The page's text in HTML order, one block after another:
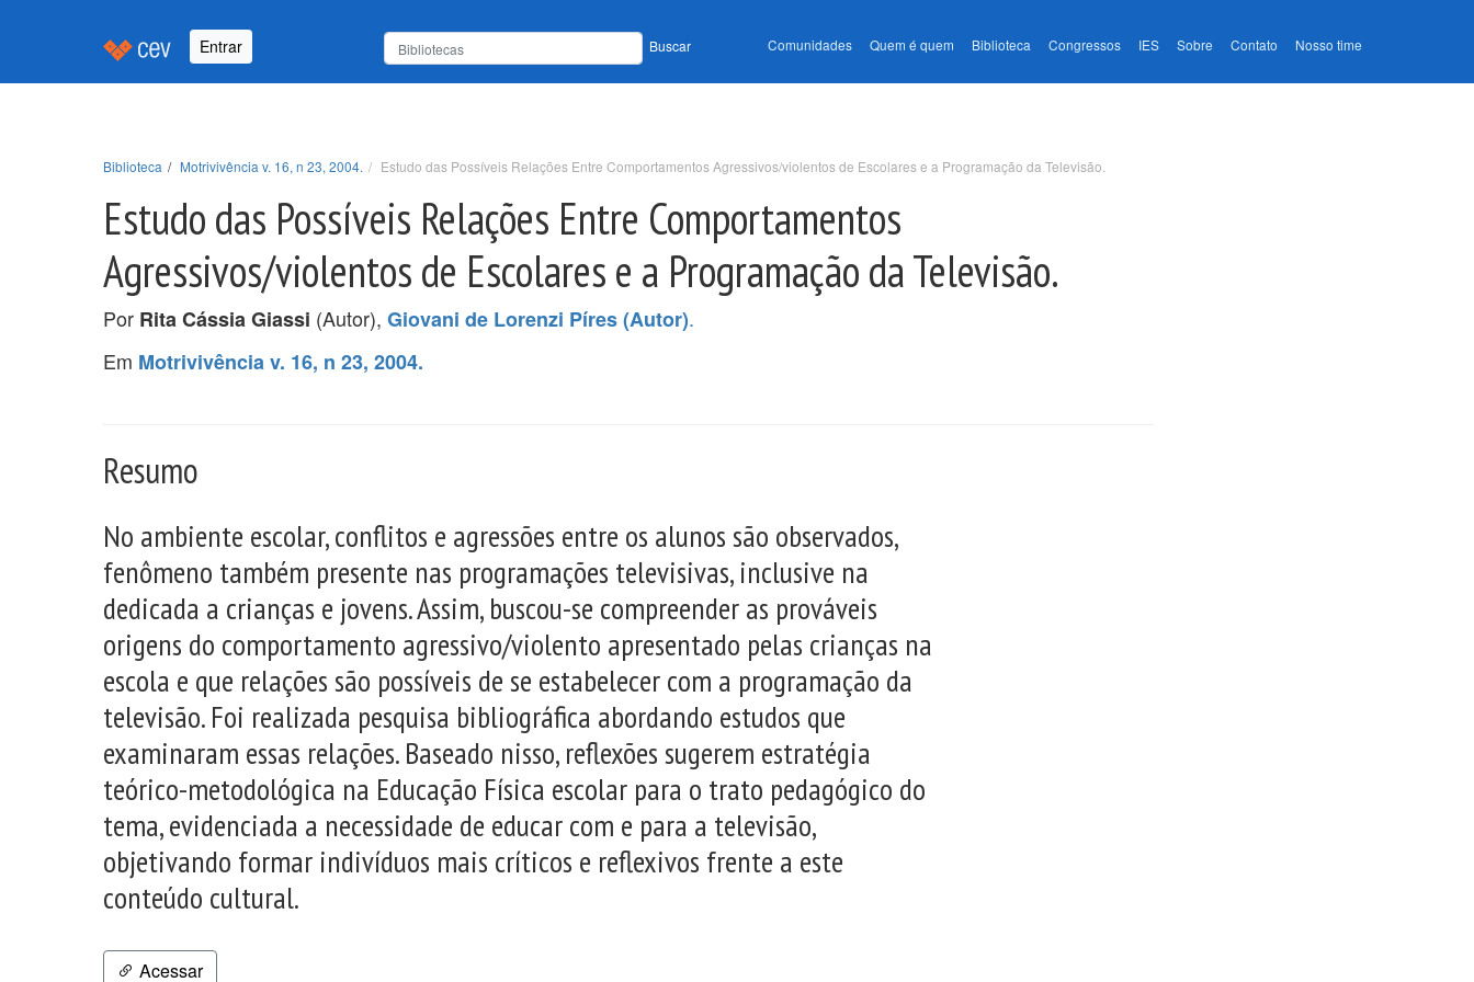
Entrar Buscar Comunidades Quem é quem Biblioteca Congressos IES Sobre Contato Nosso time
Biblioteca Motrivivência v. 16, n 23, 2004. Estudo das Possíveis Relações Entre Comportamentos Agressivos/violentos de Escolares e a Programação da Televisão.
Estudo das Possíveis Relações Entre Comportamentos
Agressivos/violentos de Escolares e a Programação da Televisão.
Por Rita Cássia Giassi (Autor), Giovani de Lorenzi Píres (Autor).
Em Motrivivência v. 16, n 23, 2004.
Resumo
No ambiente escolar, conflitos e agressões entre os alunos são observados,
fenômeno também presente nas programações televisivas, inclusive na
dedicada a crianças e jovens. Assim, buscou-se compreender as prováveis
origens do comportamento agressivo/violento apresentado pelas crianças na
escola e que relações são possíveis de se estabelecer com a programação da
televisão. Foi realizada pesquisa bibliográfica abordando estudos que
examinaram essas relações. Baseado nisso, reflexões sugerem estratégia
teórico-metodológica na Educação Física escolar para o trato pedagógico do
tema, evidenciada a necessidade de educar com e para a televisão,
objetivando formar indivíduos mais críticos e reflexivos frente a este
conteúdo cultural.
Acessar